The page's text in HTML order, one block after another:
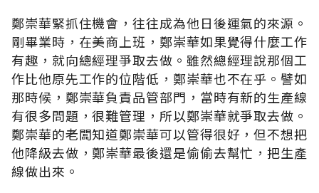
鄭崇華緊抓住機會，往往成為他日後運氣的來源。
剛畢業時，在美商上班，鄭崇華如果覺得什麼工作
有趣，就向總經理爭取去做。雖然總經理說那個工
作比他原先工作的位階低，鄭崇華也不在乎。譬如
那時候，鄭崇華負責品管部門，當時有新的生產線
有很多問題，很難管理，所以鄭崇華就爭取去做。
鄭崇華的老闆知道鄭崇華可以管得很好，但不想把
他降級去做，鄭崇華最後還是偷偷去幫忙，把生產
線做出來。